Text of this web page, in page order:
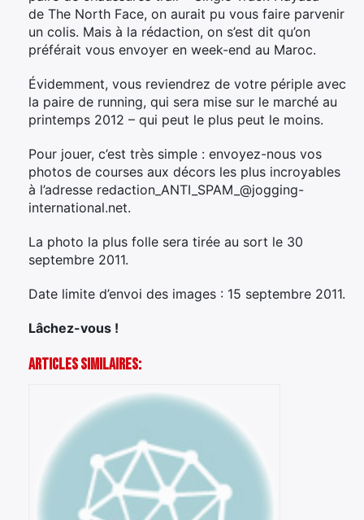
de The North Face, on aurait pu vous faire parvenir
un colis. Mais à la rédaction, on s’est dit qu’on
préférait vous envoyer en week-end au Maroc.
Évidemment, vous reviendrez de votre périple avec
la paire de running, qui sera mise sur le marché au
printemps 2012 – qui peut le plus peut le moins.
Pour jouer, c’est très simple : envoyez-nous vos
photos de courses aux décors les plus incroyables
à l’adresse redaction _ANTI_SPAM_ @jogging-
international.net.
La photo la plus folle sera tirée au sort le 30
septembre 2011.
Date limite d’envoi des images : 15 septembre 2011.
Lâchez-vous !
Articles Similaires: